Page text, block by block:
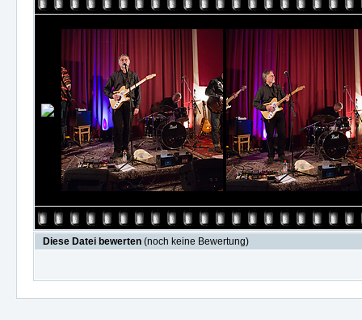
Diese Datei bewerten (noch keine Bewertung)